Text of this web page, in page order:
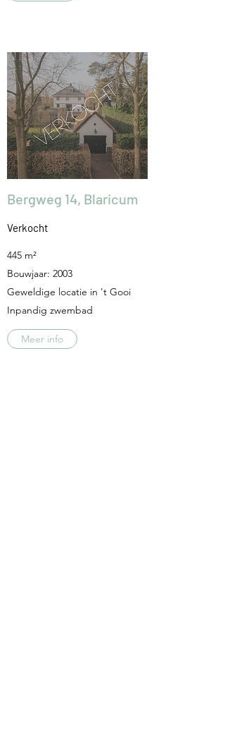
Bergweg 14, Blaricum
Verkocht
445 m²
Bouwjaar: 2003
Geweldige locatie in 't Gooi
Inpandig zwembad
Meer info